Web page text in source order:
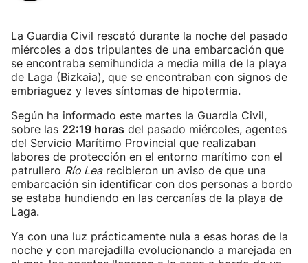
La Guardia Civil rescató durante la noche del pasado
miércoles a dos tripulantes de una embarcación que
se encontraba semihundida a media milla de la playa
de Laga (Bizkaia), que se encontraban con signos de
embriaguez y leves síntomas de hipotermia.
Según ha informado este martes la Guardia Civil,
sobre las 22:19 horas del pasado miércoles, agentes
del Servicio Marítimo Provincial que realizaban
labores de protección en el entorno marítimo con el
patrullero Río Learecibieron un aviso de que una
embarcación sin identificar con dos personas a bordo
se estaba hundiendo en las cercanías de la playa de
Laga.
Ya con una luz prácticamente nula a esas horas de la
noche y con marejadilla evolucionando a marejada en